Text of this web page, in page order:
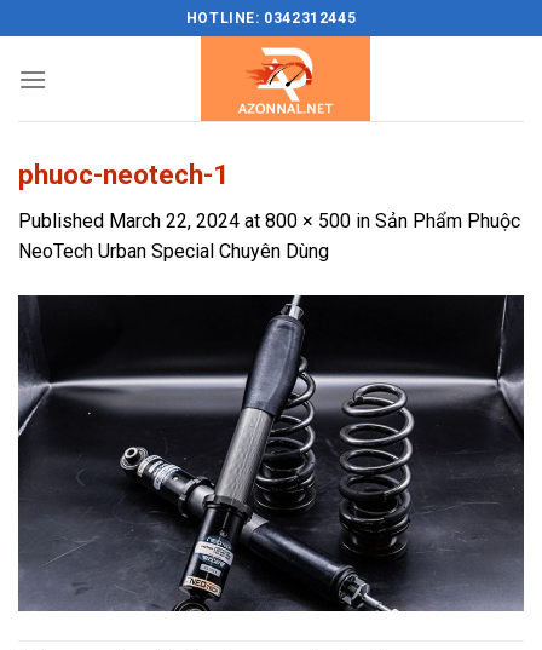
content
HOTLINE: 0342312445
phuoc-neotech-1
Published March 22, 2024 at 800 × 500 in Sản Phẩm Phuộc
NeoTech Urban Special Chuyên Dùng